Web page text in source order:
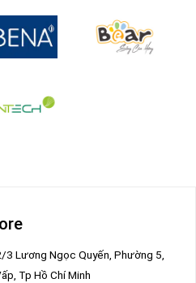
3 Lương Ngọc Quyến, Phường 5,
Tp Hồ Chí Minh